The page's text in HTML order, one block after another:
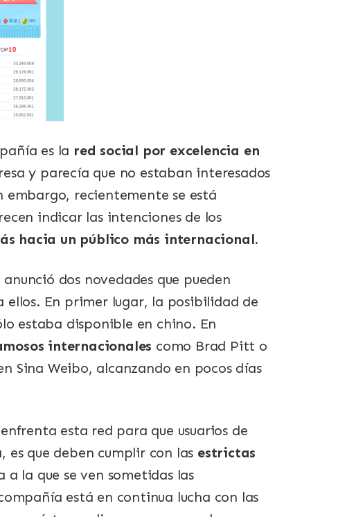
es la red social por excelencia en
y parecía que no estaban interesados
embargo, recientemente se está
indicar las intenciones de los
hacia un público más internacional.
dos novedades que pueden
En primer lugar, la posibilidad de
estaba disponible en chino. En
internacionales como Brad Pitt o
Sina Weibo, alcanzando en pocos días
esta red para que usuarios de
que deben cumplir con las estrictas
la que se ven sometidas las
está en continua lucha con las